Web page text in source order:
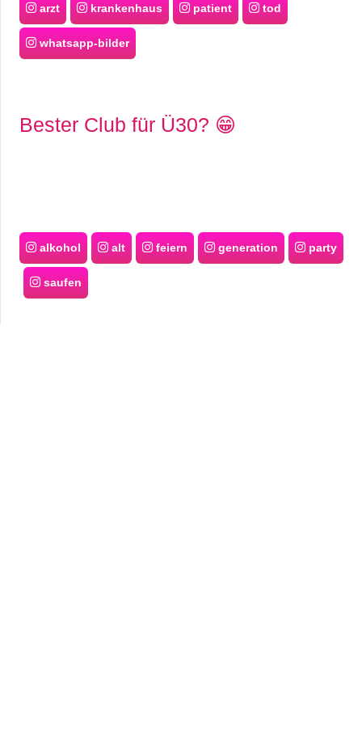
arzt krankenhaus patient tod
whatsapp-bilder
Bester Club für Ü30? 😁
alkohol alt feiern generation party
saufen